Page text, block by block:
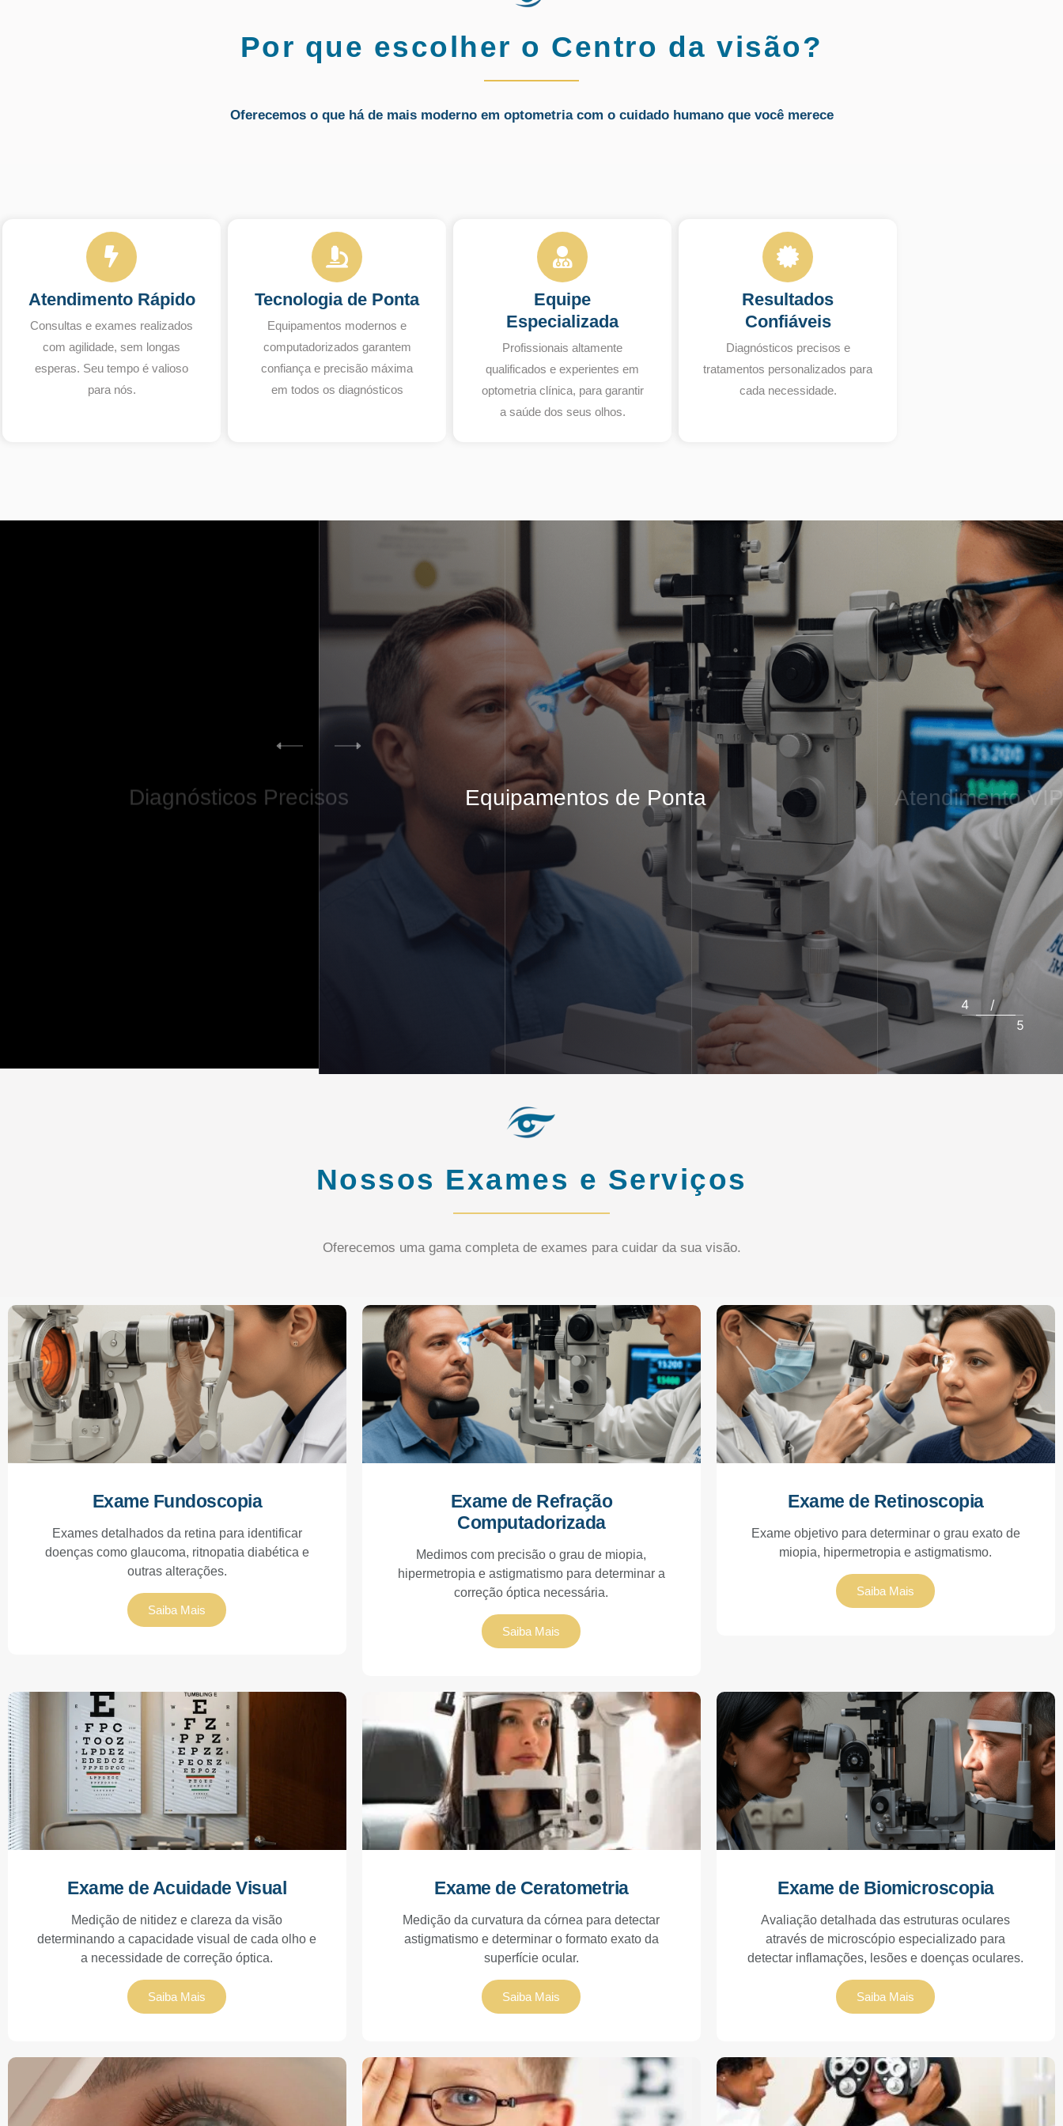
Por que escolher o Centro da visão?
Oferecemos o que há de mais moderno em optometria com o cuidado humano que você merece
Atendimento Rápido
Consultas e exames realizados
com agilidade, sem longas
esperas. Seu tempo é valioso
para nós.
Tecnologia de Ponta
Equipamentos modernos e
computadorizados garantem
confiança e precisão máxima
em todos os diagnósticos
Equipe
Especializada
Profissionais altamente
qualificados e experientes em
optometria clínica, para garantir
a saúde dos seus olhos.
Resultados
Confiáveis
Diagnósticos precisos e
tratamentos personalizados para
cada necessidade.
4
/
5
Diagnósticos Precisos Equipamentos de Ponta AtendimentoVIP
Nossos Exames e Serviços
Oferecemos uma gama completa de exames para cuidar da sua visão.
Exame Fundoscopia
Exames detalhados da retina para identificar
doenças como glaucoma, ritnopatia diabética e
outras alterações.
Saiba Mais
Exame de Refração
Computadorizada
Medimos com precisão o grau de miopia,
hipermetropia e astigmatismo para determinar a
correção óptica necessária.
Saiba Mais
Exame de Retinoscopia
Exame objetivo para determinar o grau exato de
miopia, hipermetropia e astigmatismo.
Saiba Mais
Exame de Acuidade Visual
Medição de nitidez e clareza da visão
determinando a capacidade visual de cada olho e
a necessidade de correção óptica.
Saiba Mais
Exame de Ceratometria
Medição da curvatura da córnea para detectar
astigmatismo e determinar o formato exato da
superfície ocular.
Saiba Mais
Exame de Biomicroscopia
Avaliação detalhada das estruturas oculares
através de microscópio especializado para
detectar inflamações, lesões e doenças oculares.
Saiba Mais